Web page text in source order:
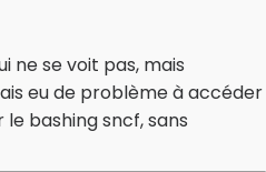
ne se voit pas, mais
eu de problème à accéder
bashing sncf, sans